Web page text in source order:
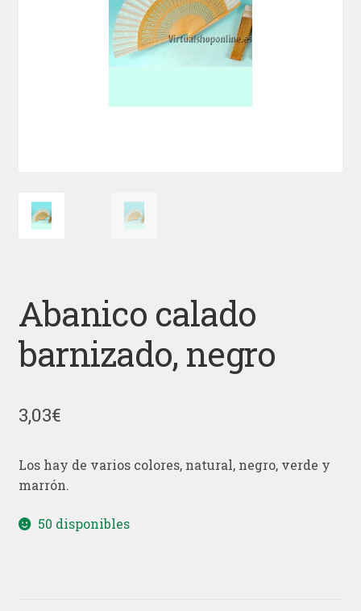
Abanico calado
barnizado, negro
3,03€
Los hay de varios colores, natural, negro, verde y
marrón.
50 disponibles